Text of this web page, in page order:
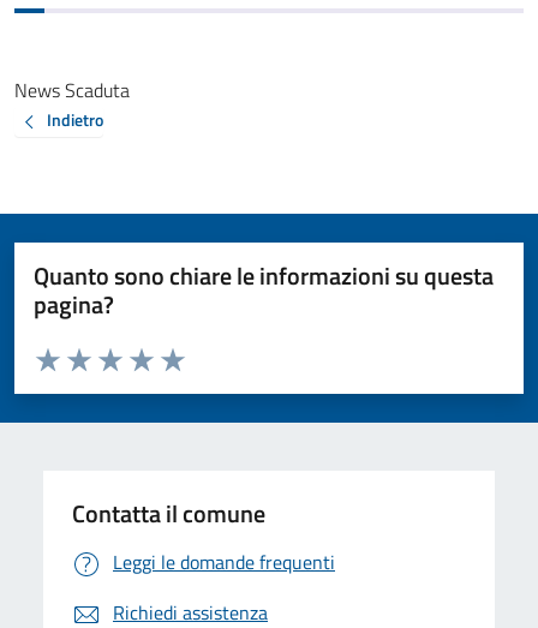
News Scaduta
Indietro
Quanto sono chiare le informazioni su questa
pagina?
Valuta da 1 a 5 stelle la pagina
Valuta 5 stelle su 5
Valuta 4 stelle su 5
Valuta 3 stelle su 5
Valuta 2 stelle su 5
Valuta 1 stelle su 5
Contatta il comune
Leggi le domande frequenti
Richiedi assistenza